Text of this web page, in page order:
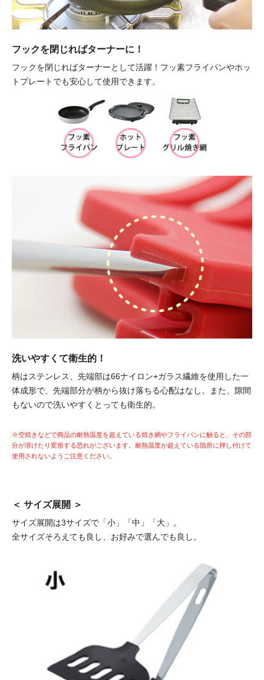
フックを閉じればターナーに！
フックを閉じればターナーとして活躍！ フッ素フライパンやホッ
トプレートでも安心して使用できます。
洗いやすくて衛生的！
柄はステンレス、先端部は66ナイロン+ガラス繊維を使用した一
体成形で、先端部分が柄から抜け落ちる心配はなし。
また、隙間
もないので洗いやすくとっても衛生的。
※空焼きなどで商品の耐熱温度を超えている焼き網やフライパンに触ると、その部
分が溶けたり変形する恐れがございます。 耐熱温度が超えている箇所に押し付けて
使用されないようご注意ください。
＜ サイズ展開 ＞
サイズ展開は3サイズで「小」「中」「大」。
全サイズそろえても良し、お好みで選んでも良し。